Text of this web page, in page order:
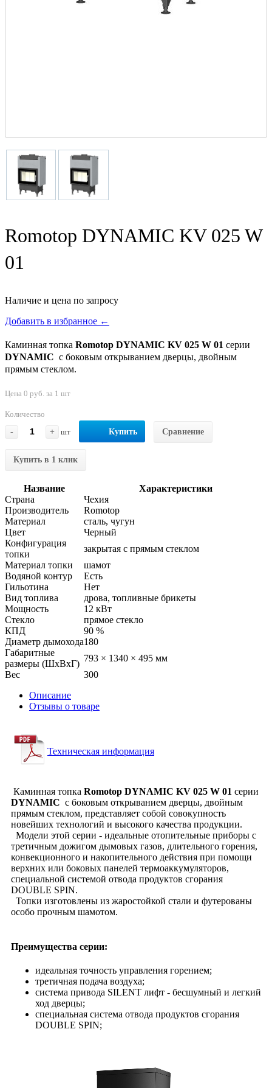
Romotop DYNAMIC KV 025 W
01
Наличие и цена по запросу
Добавить в избранное ←
Каминная топка Romotop DYNAMIC KV 025 W 01 серии
DYNAMIC с боковым открыванием дверцы, двойным
прямым стеклом.
Цена 0 руб. за 1 шт
Количество
-
+ шт Купить Сравнение
Купить в 1 клик
Название
Характеристики
Страна
Чехия
Производитель
Romotop
Материал
сталь, чугун
Цвет
Черный
Конфигурация
топки
закрытая с прямым стеклом
Материал топки
шамот
Водяной контур
Есть
Гильотина
Нет
Вид топлива
дрова, топливные брикеты
Мощность
12 кВт
Стекло
прямое стекло
КПД
90 %
Диаметр дымохода180
Габаритные
размеры (ШхВхГ)
793 × 1340 × 495 мм
Вес
300
Описание
Отзывы о товаре
Техническая информация
Каминная топка Romotop DYNAMIC KV 025 W 01 серии
DYNAMIC с боковым открыванием дверцы, двойным
прямым стеклом, представляет собой совокупность
новейших технологий и высокого качества продукции.
Модели этой серии - идеальные отопительные приборы с
третичным дожигом дымовых газов, длительного горения,
конвекционного и накопительного действия при помощи
верхних или боковых панелей термоаккумуляторов,
специальной системой отвода продуктов сгорания
DOUBLE SPIN.
Топки изготовлены из жаростойкой стали и футерованы
особо прочным шамотом.
Преимущества серии:
идеальная точность управления горением;
третичная подача воздуха;
система привода SILENT лифт - бесшумный и легкий
ход дверцы;
специальная система отвода продуктов сгорания
DOUBLE SPIN;